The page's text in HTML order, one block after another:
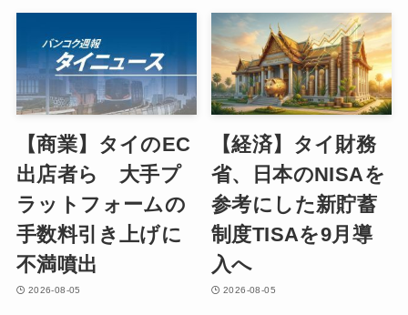
【商業】タイのEC
出店者ら 大手プ
ラットフォームの
手数料引き上げに
不満噴出
2026-08-05
【経済】タイ財務
省、日本のNISAを
参考にした新貯蓄
制度TISAを9月導
入へ
2026-08-05